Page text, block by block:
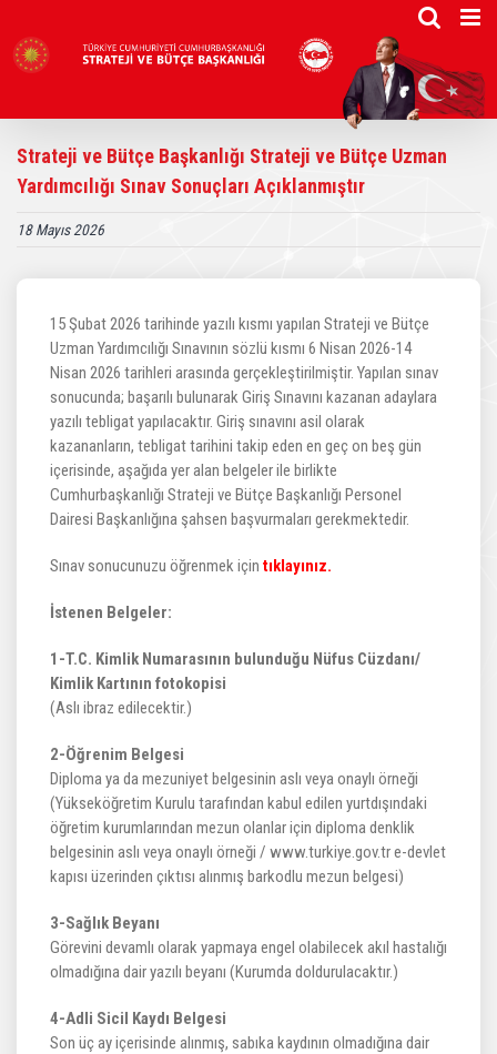
content
Strateji ve Bütçe Başkanlığı Strateji ve Bütçe Uzman
Yardımcılığı Sınav Sonuçları Açıklanmıştır
18 Mayıs 2026
15 Şubat 2026 tarihinde yazılı kısmı yapılan Strateji ve Bütçe
Uzman Yardımcılığı Sınavının sözlü kısmı 6 Nisan 2026-14
Nisan 2026 tarihleri arasında gerçekleştirilmiştir. Yapılan sınav
sonucunda; başarılı bulunarak Giriş Sınavını kazanan adaylara
yazılı tebligat yapılacaktır. Giriş sınavını asil olarak
kazananların, tebligat tarihini takip eden en geç on beş gün
içerisinde, aşağıda yer alan belgeler ile birlikte
Cumhurbaşkanlığı Strateji ve Bütçe Başkanlığı Personel
Dairesi Başkanlığına şahsen başvurmaları gerekmektedir.
Sınav sonucunuzu öğrenmek için tıklayınız.
İstenen Belgeler:
1-T.C. Kimlik Numarasının bulunduğu Nüfus Cüzdanı/
Kimlik Kartının fotokopisi
(Aslı ibraz edilecektir.)
2-Öğrenim Belgesi
Diploma ya da mezuniyet belgesinin aslı veya onaylı örneği
(Yükseköğretim Kurulu tarafından kabul edilen yurtdışındaki
öğretim kurumlarından mezun olanlar için diploma denklik
belgesinin aslı veya onaylı örneği / www.turkiye.gov.tr e-devlet
kapısı üzerinden çıktısı alınmış barkodlu mezun belgesi)
3-Sağlık Beyanı
Görevini devamlı olarak yapmaya engel olabilecek akıl hastalığı
olmadığına dair yazılı beyanı (Kurumda doldurulacaktır.)
4-Adli Sicil Kaydı Belgesi
Son üç ay içerisinde alınmış, sabıka kaydının olmadığına dair